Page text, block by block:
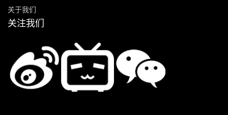
关于我们
关注我们